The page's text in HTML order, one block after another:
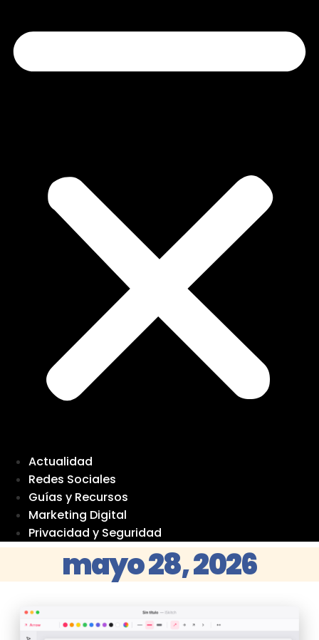
Actualidad
Redes Sociales
Guías y Recursos
Marketing Digital
Privacidad y Seguridad
mayo 28, 2026